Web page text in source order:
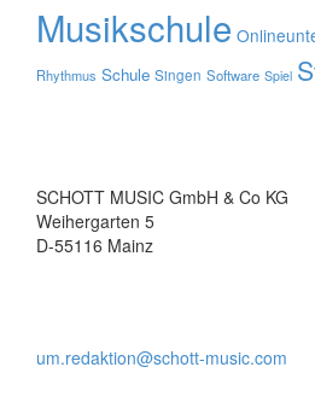
Musikschule
Rhythmus Schule Singen Software Spiel
SCHOTT MUSIC GmbH & Co KG
Weihergarten 5
D-55116 Mainz
um.redaktion@schott-music.com